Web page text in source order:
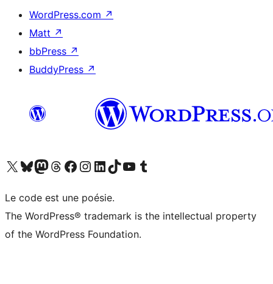
WordPress.com ↗
Matt ↗
bbPress ↗
BuddyPress ↗
Visitez notre compte X (précédemment Twitter)
Visiter notre compte Bluesky
Visiter notre compte Mastodon
Visiter notre compte Threads
Consulter notre compte Facebook
Consulter notre compte Instagram
Consulter notre compte LinkedIn
Visiter notre compte TokTok
Visiter notre chaîne YouTube
Visiter notre compte Tumblr
Le code est une poésie.
The WordPress® trademark is the intellectual property
of the WordPress Foundation.